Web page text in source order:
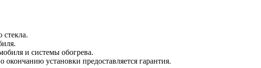
стекла.
и системы обогрева.
установки предоставляется гарантия.